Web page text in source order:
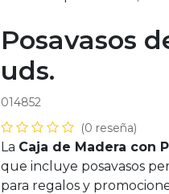
Posavasos
uds.
014852
(0 reseña)
La Caja de Madera con
que incluye posavasos
para regalos y